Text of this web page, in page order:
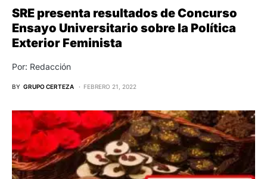
SRE presenta resultados de Concurso
Ensayo Universitario sobre la Política
Exterior Feminista
Por: Redacción
BY GRUPO CERTEZA FEBRERO 21, 2022